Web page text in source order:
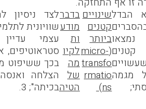
הבדל
נמצאו
קטנים
מגמה
שינויים
קטנים
ביותר
(
micro-
transfo
rmatio
ns
)
בדבר
מודע
ות
לקיו
מה
של
הטיה
לצד ניסיון
שוויונית
עצמי
סטראוטיפים,
בכך ששיפוט
הצלחה
בכיתה"; 3.